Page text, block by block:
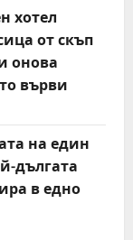
хотел
от скъп
онова
върви
на един
дългата
в едно